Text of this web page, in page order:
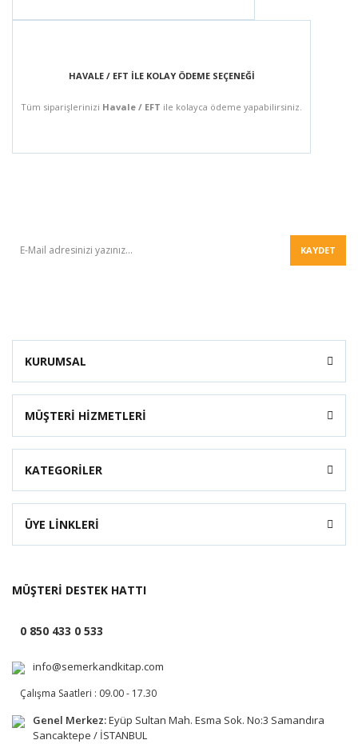
HAVALE / EFT İLE KOLAY ÖDEME SEÇENEĞİ
Tüm siparişlerinizi Havale / EFT ile kolayca ödeme yapabilirsiniz.
KAYDET
KURUMSAL
MÜŞTERİ HİZMETLERİ
KATEGORİLER
ÜYE LİNKLERİ
MÜŞTERİ DESTEK HATTI
0 850 433 0 533
info@semerkandkitap.com
Çalışma Saatleri : 09.00 - 17.30
Genel Merkez:Eyüp Sultan Mah. Esma Sok. No:3 Samandıra
Sancaktepe / İSTANBUL